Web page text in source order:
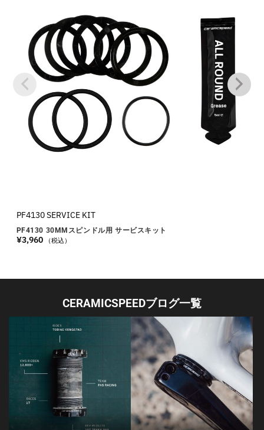
PF4130 SERVICE KIT
PF4130 30MMスピンドル用 サービスキット
¥3,960 （税込）
CERAMICSPEEDブログ一覧